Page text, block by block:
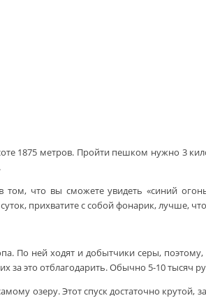
1875 метров. Пройти пешком нужно 3
что вы сможете увидеть «синий
прихватите с собой фонарик, лучше,
По ней ходят и добытчики серы,
за это отблагодарить. Обычно 5-10 тысяч
озеру. Этот спуск достаточно